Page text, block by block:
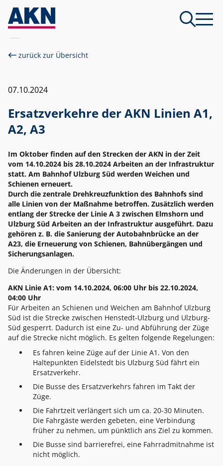
zurück zur Übersicht
07.10.2024
Ersatzverkehre der AKN Linien A1,
A2, A3
Im Oktober finden auf den Strecken der AKN in der Zeit
vom 14.10.2024 bis 28.10.2024 Arbeiten an der Infrastruktur
statt. Am Bahnhof Ulzburg Süd werden Weichen und
Schienen erneuert.
Durch die zentrale Drehkreuzfunktion des Bahnhofs sind
alle Linien von der Maßnahme betroffen. Zusätzlich werden
entlang der Strecke der Linie A 3 zwischen Elmshorn und
Ulzburg Süd Arbeiten an der Infrastruktur ausgeführt. Dazu
gehören z. B. die Sanierung der Autobahnbrücke an der
A23, die Erneuerung von Schienen, Bahnübergängen und
Sicherungsanlagen.
Die Änderungen in der Übersicht:
AKN Linie A1: vom 14.10.2024, 06:00 Uhr bis 22.10.2024,
04:00 Uhr
Für Arbeiten an Schienen und Weichen am Bahnhof Ulzburg
Süd ist die Strecke zwischen Henstedt-Ulzburg und Ulzburg-
Süd gesperrt. Dadurch ist eine Zu- und Abführung der Züge
auf die Strecke nicht möglich. Es gelten folgende Regelungen:
Es fahren keine Züge auf der Linie A1. Von den
Haltepunkten Eidelstedt bis Ulzburg Süd fährt ein
Ersatzverkehr.
Die Busse des Ersatzverkehrs fahren im Takt der
Züge.
Die Fahrtzeit verlängert sich um ca. 20-30 Minuten.
Die Fahrgäste werden gebeten, eine Verbindung
früher zu nehmen, um pünktlich ans Ziel zu kommen.
Die Busse sind barrierefrei, eine Fahrradmitnahme ist
nicht möglich.